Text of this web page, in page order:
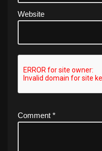
Website
Comment *